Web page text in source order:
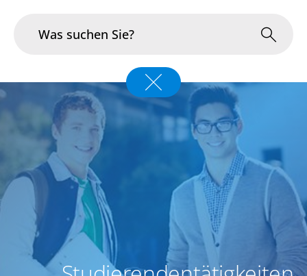
Im Fokus
Portfolio
Infrastruktur & Betrieb
Über uns
Karriere